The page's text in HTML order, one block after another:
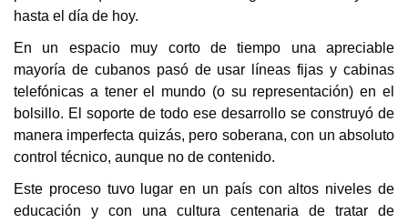
hasta el día de hoy.
En un espacio muy corto de tiempo una apreciable
mayoría de cubanos pasó de usar líneas fijas y cabinas
telefónicas a tener el mundo (o su representación) en el
bolsillo. El soporte de todo ese desarrollo se construyó de
manera imperfecta quizás, pero soberana, con un absoluto
control técnico, aunque no de contenido.
Este proceso tuvo lugar en un país con altos niveles de
educación y con una cultura centenaria de tratar de